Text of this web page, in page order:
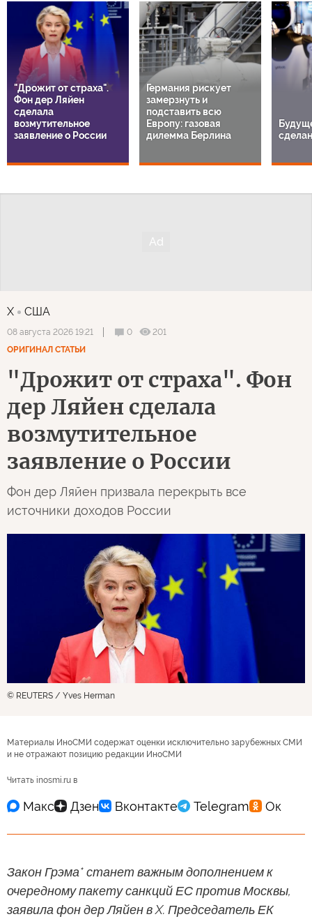
"Дрожит от страха".
Фон дер Ляйен
сделала
возмутительное
заявление о России
Германия рискует
замерзнуть и
подставить всю
Европу: газовая
дилемма Берлина
X США
08 августа 2026 19:21 0
201
ОРИГИНАЛ СТАТЬИ
"Дрожит от страха". Фон
дер Ляйен сделала
возмутительное
заявление о России
Фон дер Ляйен призвала перекрыть все
источники доходов России
© REUTERS / Yves Herman
Материалы ИноСМИ содержат оценки исключительно зарубежных СМИ
и не отражают позицию редакции ИноСМИ
Читать inosmi.ru в
Закон Грэма* станет важным дополнением к
очередному пакету санкций ЕС против Москвы,
заявила фон дер Ляйен в X. Председатель ЕК